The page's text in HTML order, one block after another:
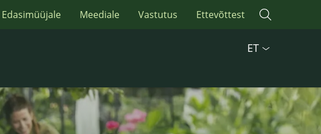
Edasimüüjale Meediale Vastutus Ettevõttest
ET